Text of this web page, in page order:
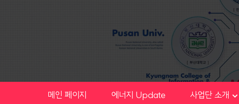
메인 페이지 에너지 Update 사업단 소개